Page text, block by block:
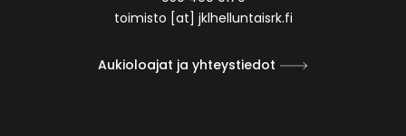
toimisto [at] jklhelluntaisrk.fi
Aukioloajat ja yhteystiedot